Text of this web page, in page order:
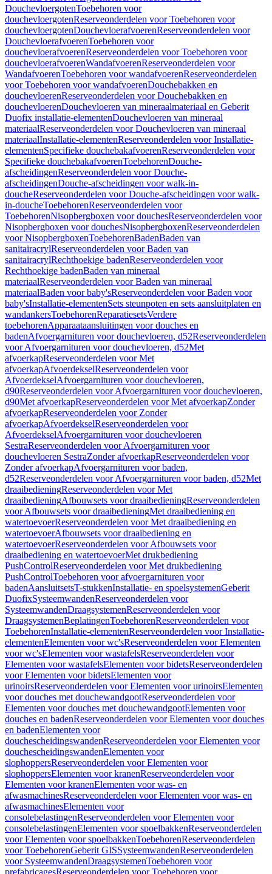
DouchevloergotenToebehoren voor
douchevloergotenReserveonderdelen voor Toebehoren voor
douchevloergotenDouchevloerafvoerenReserveonderdelen voor
DouchevloerafvoerenToebehoren voor
douchevloerafvoerenReserveonderdelen voor Toebehoren voor
douchevloerafvoerenWandafvoerenReserveonderdelen voor
WandafvoerenToebehoren voor wandafvoerenReserveonderdelen
voor Toebehoren voor wandafvoerenDouchebakken en
douchevloerenReserveonderdelen voor Douchebakken en
douchevloerenDouchevloeren van mineraalmateriaal en Geberit
Duofix installatie-elementenDouchevloeren van mineraal
materiaalReserveonderdelen voor Douchevloeren van mineraal
materiaalInstallatie-elementenReserveonderdelen voor Installatie-
elementenSpecifieke douchebakafvoerenReserveonderdelen voor
Specifieke douchebakafvoerenToebehorenDouche-
afscheidingenReserveonderdelen voor Douche-
afscheidingenDouche-afscheidingen voor walk-in-
doucheReserveonderdelen voor Douche-afscheidingen voor walk-
in-doucheToebehorenReserveonderdelen voor
ToebehorenNisopbergboxen voor douchesReserveonderdelen voor
Nisopbergboxen voor douchesNisopbergboxenReserveonderdelen
voor NisopbergboxenToebehorenBadenBaden van
sanitairacrylReserveonderdelen voor Baden van
sanitairacrylRechthoekige badenReserveonderdelen voor
Rechthoekige badenBaden van mineraal
materiaalReserveonderdelen voor Baden van mineraal
materiaalBaden voor baby'sReserveonderdelen voor Baden voor
baby'sInstallatie-elementenSets steunpoten en sets aansluitplaten en
wandankersToebehorenReparatiesetsVerdere
toebehorenApparaataansluitingen voor douches en
badenAfvoergarnituren voor douchevloeren, d52Reserveonderdelen
voor Afvoergarnituren voor douchevloeren, d52Met
afvoerkapReserveonderdelen voor Met
afvoerkapAfvoerdekselReserveonderdelen voor
AfvoerdekselAfvoergarnituren voor douchevloeren,
d90Reserveonderdelen voor Afvoergarnituren voor douchevloeren,
d90Met afvoerkapReserveonderdelen voor Met afvoerkapZonder
afvoerkapReserveonderdelen voor Zonder
afvoerkapAfvoerdekselReserveonderdelen voor
AfvoerdekselAfvoergarnituren voor douchevloeren
SestraReserveonderdelen voor Afvoergarnituren voor
douchevloeren SestraZonder afvoerkapReserveonderdelen voor
Zonder afvoerkapAfvoergarnituren voor baden,
d52Reserveonderdelen voor Afvoergarnituren voor baden, d52Met
draaibedieningReserveonderdelen voor Met
draaibedieningAfbouwsets voor draaibedieningReserveonderdelen
voor Afbouwsets voor draaibedieningMet draaibediening en
watertoevoerReserveonderdelen voor Met draaibediening en
watertoevoerAfbouwsets voor draaibediening en
watertoevoerReserveonderdelen voor Afbouwsets voor
draaibediening en watertoevoerMet drukbediening
PushControlReserveonderdelen voor Met drukbediening
PushControlToebehoren voor afvoergarnituren voor
badenAansluitsetsT-stukkenInstallatie- en spoelsystemenGeberit
DuofixSysteemwandenReserveonderdelen voor
SysteemwandenDraagsystemenReserveonderdelen voor
DraagsystemenBeplatingenToebehorenReserveonderdelen voor
ToebehorenInstallatie-elementenReserveonderdelen voor Installatie-
elementenElementen voor wc'sReserveonderdelen voor Elementen
voor wc'sElementen voor wastafelsReserveonderdelen voor
Elementen voor wastafelsElementen voor bidetsReserveonderdelen
voor Elementen voor bidetsElementen voor
urinoirsReserveonderdelen voor Elementen voor urinoirsElementen
voor douches met douchewandgootReserveonderdelen voor
Elementen voor douches met douchewandgootElementen voor
douches en badenReserveonderdelen voor Elementen voor douches
en badenElementen voor
douchescheidingswandenReserveonderdelen voor Elementen voor
douchescheidingswandenElementen voor
slophoppersReserveonderdelen voor Elementen voor
slophoppersElementen voor kranenReserveonderdelen voor
Elementen voor kranenElementen voor was- en
afwasmachinesReserveonderdelen voor Elementen voor was- en
afwasmachinesElementen voor
consolebelastingenReserveonderdelen voor Elementen voor
consolebelastingenElementen voor spoelbakkenReserveonderdelen
voor Elementen voor spoelbakkenToebehorenReserveonderdelen
voor ToebehorenGeberit GISSysteemwandenReserveonderdelen
voor SysteemwandenDraagsystemenToebehoren voor
prefabricagesReserveonderdelen voor Toebehoren voor